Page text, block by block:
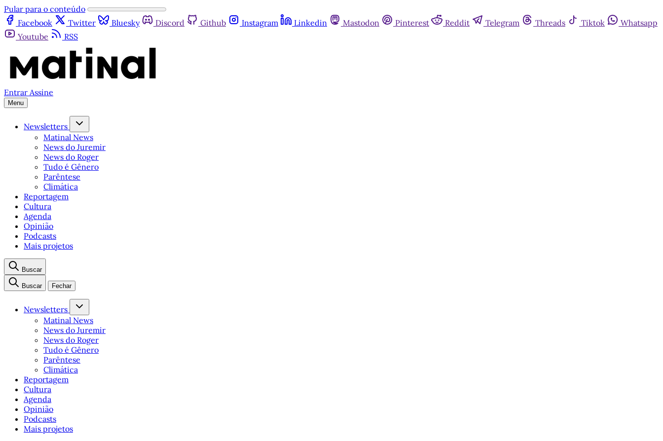
Pular para o conteúdo
Facebook
Twitter Bluesky Discord Github Instagram Linkedin Mastodon Pinterest Reddit Telegram Threads Tiktok
Whatsapp
Youtube
RSS
Entrar Assine
Menu
Newsletters
Matinal News
News do Juremir
News do Roger
Tudo é Gênero
Parêntese
Climática
Reportagem
Cultura
Agenda
Opinião
Podcasts
Mais projetos
Buscar
Buscar Fechar
Newsletters
Matinal News
News do Juremir
News do Roger
Tudo é Gênero
Parêntese
Climática
Reportagem
Cultura
Agenda
Opinião
Podcasts
Mais projetos